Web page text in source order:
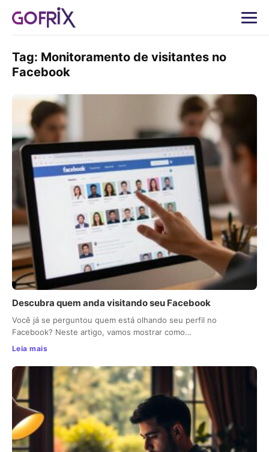
Tag: Monitoramento de visitantes no
Facebook
Descubra quem anda visitando seu Facebook
Você já se perguntou quem está olhando seu perfil no
Facebook? Neste artigo, vamos mostrar como…
Leia mais